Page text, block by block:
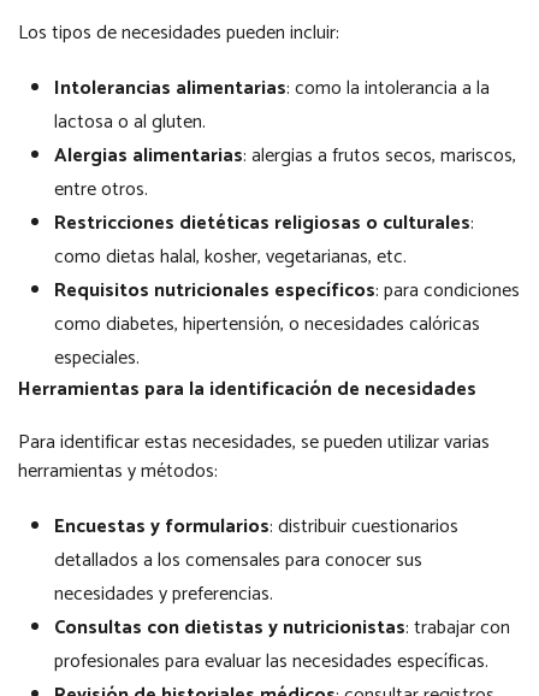
Los tipos de necesidades pueden incluir:
Intolerancias alimentarias: como la intolerancia a la
lactosa o al gluten.
Alergias alimentarias: alergias a frutos secos, mariscos,
entre otros.
Restricciones dietéticas religiosas o culturales:
como dietas halal, kosher, vegetarianas, etc.
Requisitos nutricionales específicos: para condiciones
como diabetes, hipertensión, o necesidades calóricas
especiales.
Herramientas para la identificación de necesidades
Para identificar estas necesidades, se pueden utilizar varias
herramientas y métodos:
Encuestas y formularios: distribuir cuestionarios
detallados a los comensales para conocer sus
necesidades y preferencias.
Consultas con dietistas y nutricionistas: trabajar con
profesionales para evaluar las necesidades específicas.